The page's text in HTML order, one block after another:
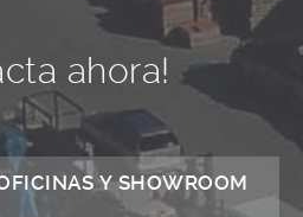
ahora!
Y SHOWROOM